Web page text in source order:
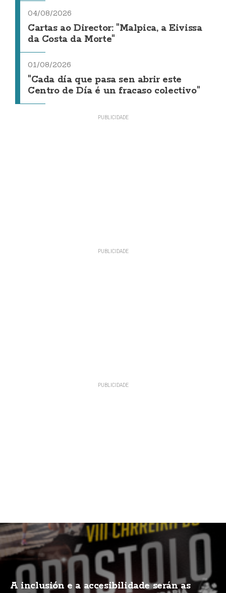
04/08/2026
Cartas ao Director: "Malpica, a Eivissa
da Costa da Morte"
01/08/2026
"Cada día que pasa sen abrir este
Centro de Día é un fracaso colectivo"
A inclusión e a accesibilidade serán as